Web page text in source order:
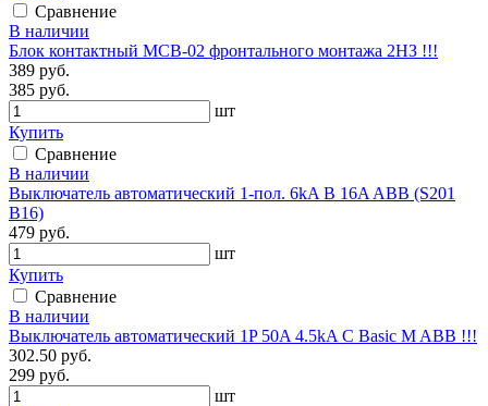
Сравнение
В наличии
Блок контактный MCB-02 фронтального монтажа 2НЗ !!!
389 руб.
385 руб.
шт
Купить
Сравнение
В наличии
Выключатель автоматический 1-пол. 6kA B 16A ABB (S201
B16)
479 руб.
шт
Купить
Сравнение
В наличии
Выключатель автоматический 1P 50A 4.5kA C Basic M ABB !!!
302.50 руб.
299 руб.
шт